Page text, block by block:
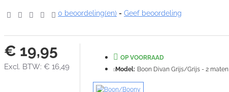
0 beoordeling(en) - Geef beoordeling
€ 19,95
Excl. BTW: € 16,49
OP VOORRAAD
Model: Boon Divan Grijs/Grijs - 2 maten